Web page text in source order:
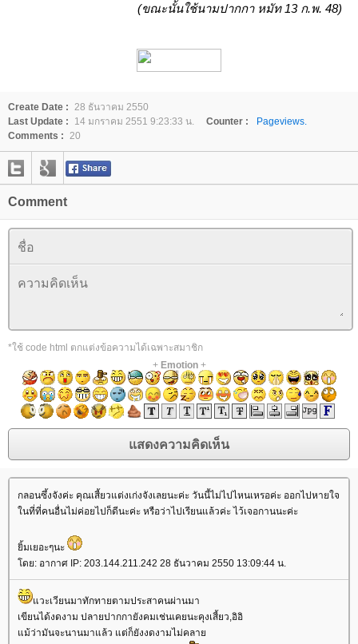
(ขณะนั้นใช้นามปากกา หมัท 13 ก.พ. 48)
Create Date : 28 ธันวาคม 2550
Last Update :
14 มกราคม 2551 9:23:33 น. Counter :
Pageviews.
Comments : 20
Comment
*ใช้ code html ตกแต่งข้อความได้เฉพาะสมาชิก
+ Emotion+
กลอนซึ้งจังค่ะ คุณเสี้ยวแต่งเก่งจังเลยนะค่ะ วันนี้ไม่ไปไหนเหรอค่ะ ออกไปหายใจ
นที่ที่คนอื่นไม่ค่อยไปก็ดีนะค่ะ หรือว่าไปเรียนแล้วค่ะ ไว้เจอกานนะค่ะ
ิ้มเยอะๆนะ
ดย: อากาศ IP: 203.144.211.242 28 ธันวาคม 2550 13:09:44 น.
วะเวียนมาทักทายตามประสาคนผ่านมา
เขียนได้งดงาม ปลายปากกายังคมเช่นเคยนะคุงเสี้ยว,อิอิ
ม้ว่ามันจะนานมาแล้ว แต่ก็ยังงดงามไม่คลา